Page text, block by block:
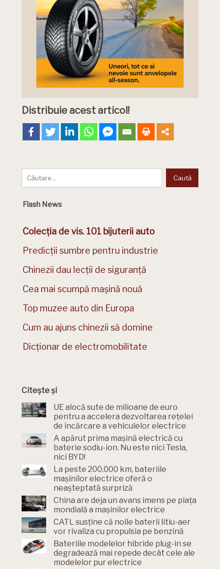
Distribuie acest articol!
Flash News
Colecția de vis. 101 bijuterii auto
Predicții sumbre pentru industrie
Chinezii dau lecții de siguranță
Cea mai scumpă mașină nouă
Top muzee auto din Europa
Cum au ajuns chinezii să domine
Dicționar de electromobilitate
Citește și
UE alocă sute de milioane de euro
pentru a accelera dezvoltarea rețelei
de încărcare a vehiculelor electrice
A apărut prima mașină electrică cu
baterie sodiu-ion. Nu este nici Tesla,
nici BYD!
La peste 200.000 km, bateriile
mașinilor electrice oferă o
neașteptată surpriză
China are deja un avans imens pe piața
mondială a mașinilor electrice
CATL susține că noile baterii litiu-aer
vor rivaliza cu propulsia pe benzină
Bateriile modelelor hibride plug-in se
degradează mai repede decât cele ale
modelelor pur electrice